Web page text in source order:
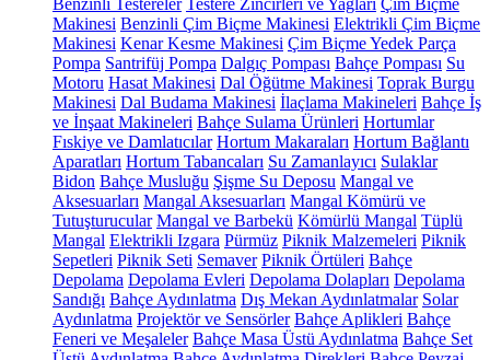
Benzinli Testereler Testere Zincirleri ve Yağları Çim Biçme
Makinesi Benzinli Çim Biçme Makinesi Elektrikli Çim Biçme
Makinesi Kenar Kesme Makinesi Çim Biçme Yedek Parça
Pompa Santrifüj Pompa Dalgıç Pompası Bahçe Pompası Su
Motoru Hasat Makinesi Dal Öğütme Makinesi Toprak Burgu
Makinesi Dal Budama Makinesi İlaçlama Makineleri Bahçe İş
ve İnşaat Makineleri Bahçe Sulama Ürünleri Hortumlar
Fıskiye ve Damlatıcılar Hortum Makaraları Hortum Bağlantı
Aparatları Hortum Tabancaları Su Zamanlayıcı Sulaklar
Bidon Bahçe Musluğu Şişme Su Deposu Mangal ve
Aksesuarları Mangal Aksesuarları Mangal Kömürü ve
Tutuşturucular Mangal ve Barbekü Kömürlü Mangal Tüplü
Mangal Elektrikli Izgara Pürmüz Piknik Malzemeleri Piknik
Sepetleri Piknik Seti Semaver Piknik Örtüleri Bahçe
Depolama Depolama Evleri Depolama Dolapları Depolama
Sandığı Bahçe Aydınlatma Dış Mekan Aydınlatmalar Solar
Aydınlatma Projektör ve Sensörler Bahçe Aplikleri Bahçe
Feneri ve Meşaleler Bahçe Masa Üstü Aydınlatma Bahçe Set